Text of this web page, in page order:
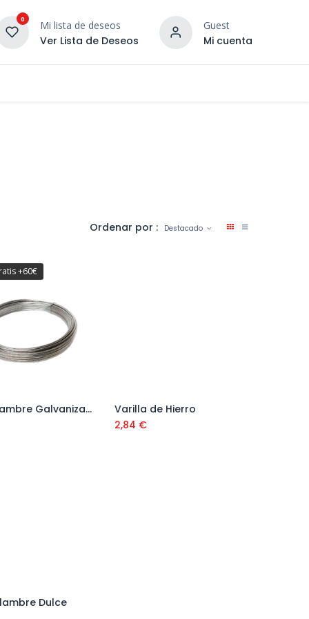
0 Mi lista de deseos
Ver Lista de Deseos
Guest
Mi cuenta
¡DESCUBRE NUESTRO
Ordenar por : Destacado
+60€
Añadir al carrito Rollo Alambre Galvanizado 1 Kg Añadir al carrito
Varilla de Hierro
2,84 €
Añadir al carrito
Dulce